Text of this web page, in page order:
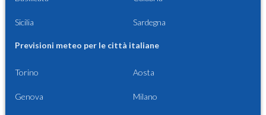
Sicilia Sardegna
Previsioni meteo per le città italiane
Torino Aosta
Genova Milano